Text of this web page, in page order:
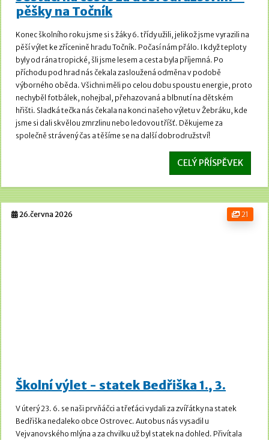
pěšky na Točník
Konec školního roku jsme si s žáky 6. třídy užili, jelikož jsme vyrazili na
pěší výlet ke zřícenině hradu Točník. Počasí nám přálo. I když teploty
byly od rána tropické, šli jsme lesem a cesta byla příjemná. Po
příchodu pod hrad nás čekala zasloužená odměna v podobě
výborného oběda. Všichni měli po celou dobu spoustu energie, proto
nechyběl fotbálek, nohejbal, přehazovaná a blbnutí na dětském
hřišti. Sladká tečka nás čekala na konci našeho výletu v Žebráku, kde
jsme si dali skvělou zmrzlinu nebo ledovou tříšť. Děkujeme za
společně strávený čas a těšíme se na další dobrodružství!
CELÝ PŘÍSPĚVEK
21
26.června 2026
Školní výlet - statek Bedřiška 1., 3.
V úterý 23. 6. se naši prvňáčci a třeťáci vydali za zvířátky na statek
Bedřiška nedaleko obce Ostrovec. Autobus nás vysadil u
Vejvanovského mlýna a za chvilku už byl statek na dohled. Přivítala